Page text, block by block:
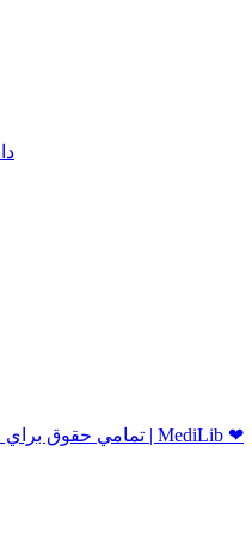
ﺗﻤﺎﻣﻲ ﺣﻘﻮﻕ ﺑﺮاﻱ ﻣﺪﻳﻠﻴﺐ ﻣﺤﻔﻮﻅ اﺳﺖ 2026 | MediLib ❤